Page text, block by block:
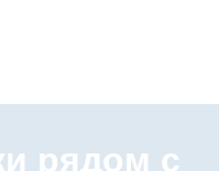
рядом с